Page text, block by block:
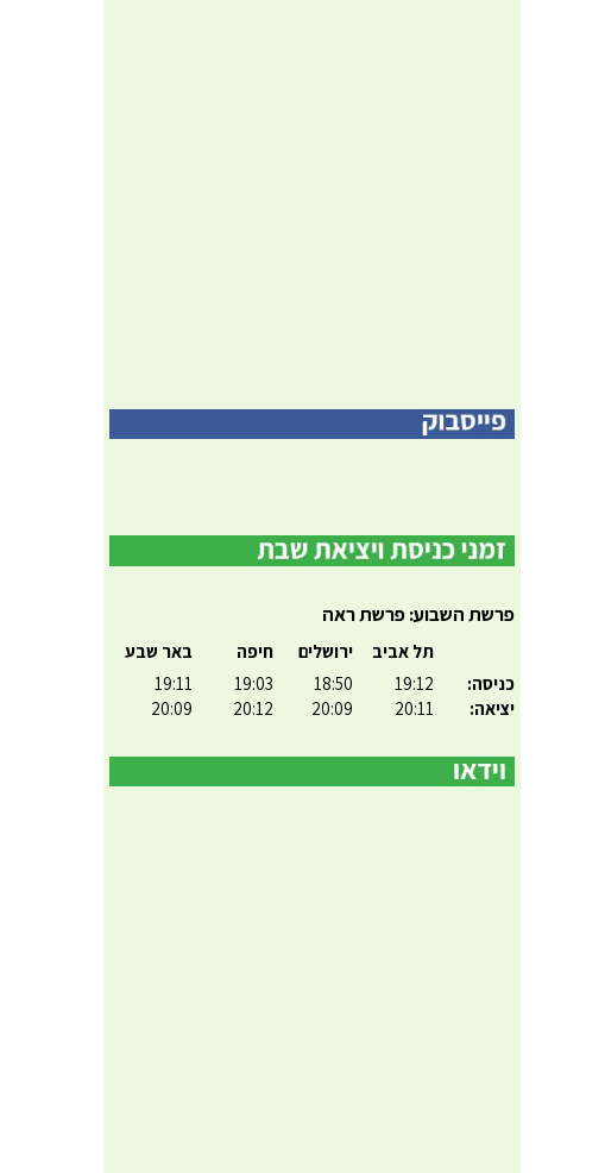
פרשת השבוע: פרשת ראה
כניסה:
יציאה:
תל אביב
19:12
20:11
ירושלים
18:50
20:09
חיפה
19:03
20:12
באר שבע
19:11
20:09